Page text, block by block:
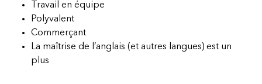
Travail en équipe
Polyvalent
Commerçant
La maîtrise de l’anglais (et autres langues) est un
plus